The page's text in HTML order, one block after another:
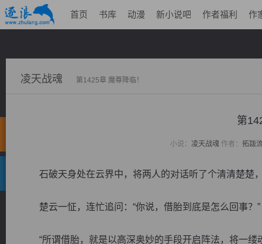
首页 书库 动漫 新小说吧 作者福利 作
凌天战魂 第1425章 魔尊降临！
第
小说： 凌天战魂作者： 拓跋
石破天身处在云界中，将两人的对话听了个清清楚楚，
楚云一怔，连忙追问：“你说，借胎到底是怎么回事？”
“所谓借胎，就是以高深奥妙的手段开启阵法，将一缕